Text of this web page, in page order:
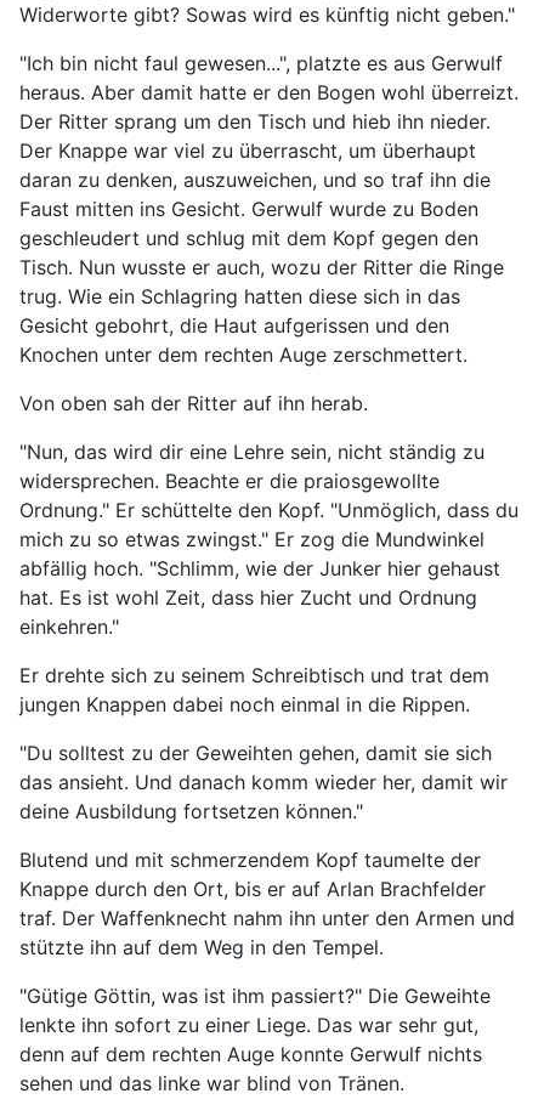
Widerworte gibt? Sowas wird es künftig nicht geben."
"Ich bin nicht faul gewesen...", platzte es aus Gerwulf
heraus. Aber damit hatte er den Bogen wohl überreizt.
Der Ritter sprang um den Tisch und hieb ihn nieder.
Der Knappe war viel zu überrascht, um überhaupt
daran zu denken, auszuweichen, und so traf ihn die
Faust mitten ins Gesicht. Gerwulf wurde zu Boden
geschleudert und schlug mit dem Kopf gegen den
Tisch. Nun wusste er auch, wozu der Ritter die Ringe
trug. Wie ein Schlagring hatten diese sich in das
Gesicht gebohrt, die Haut aufgerissen und den
Knochen unter dem rechten Auge zerschmettert.
Von oben sah der Ritter auf ihn herab.
"Nun, das wird dir eine Lehre sein, nicht ständig zu
widersprechen. Beachte er die praiosgewollte
Ordnung." Er schüttelte den Kopf. "Unmöglich, dass du
mich zu so etwas zwingst." Er zog die Mundwinkel
abfällig hoch. "Schlimm, wie der Junker hier gehaust
hat. Es ist wohl Zeit, dass hier Zucht und Ordnung
einkehren."
Er drehte sich zu seinem Schreibtisch und trat dem
jungen Knappen dabei noch einmal in die Rippen.
"Du solltest zu der Geweihten gehen, damit sie sich
das ansieht. Und danach komm wieder her, damit wir
deine Ausbildung fortsetzen können."
Blutend und mit schmerzendem Kopf taumelte der
Knappe durch den Ort, bis er auf Arlan Brachfelder
traf. Der Waffenknecht nahm ihn unter den Armen und
stützte ihn auf dem Weg in den Tempel.
"Gütige Göttin, was ist ihm passiert?" Die Geweihte
lenkte ihn sofort zu einer Liege. Das war sehr gut,
denn auf dem rechten Auge konnte Gerwulf nichts
sehen und das linke war blind von Tränen.